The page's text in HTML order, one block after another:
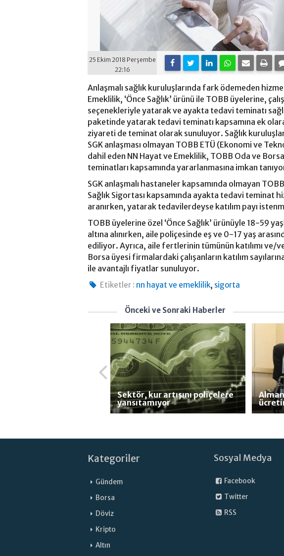
25 Ekim 2018 Perşembe
22:16
Anlaşmalı sağlık kuruluşlarında fark ödemeden
Emeklilik, ‘Önce Sağlık’ ürünü ile TOBB üyelerine,
seçenekleriyle yatarak ve ayakta tedavi teminatı
paketinde yatarak tedavi teminatı kapsamına ek
ziyareti de teminat olarak sunuluyor. Sağlık
SGK anlaşması olmayan TOBB ETÜ (Ekonomi ve
dahil eden NN Hayat ve Emeklilik, TOBB Oda ve
teminatları kapsamında yararlanmasına imkan
SGK anlaşmalı hastaneler kapsamında olmayan
Sağlık Sigortası kapsamında ayakta tedavi teminat
aranırken, yatarak tedavilerdeyse katılım payı
TOBB üyelerine özel ‘Önce Sağlık’ ürünüyle 18-59
altına alınırken, aile poliçesinde eş ve 0-17 yaş
ediliyor. Ayrıca, aile fertlerinin tümünün katılımı ve/
Borsa üyesi firmalardaki çalışanların katılım
ile avantajlı fiyatlar sunuluyor.
Etiketler : nn hayat ve emeklilik, sigorta
Önceki ve Sonraki Haberler
Sektör, kur artışını poliçelere
yansıtamıyor
Kategoriler
Gündem
Borsa
Döviz
Kripto
Altın
Sosyal Medya
Facebook
Twitter
RSS